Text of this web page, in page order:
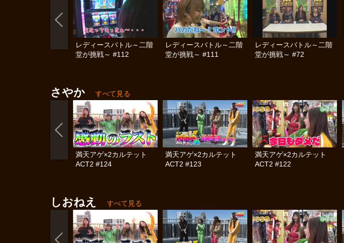
レディースバトル～二階
堂が挑戦～ #112
レディースバトル～二階
堂が挑戦～ #111
レディースバトル～二階
堂が挑戦～ #72
さやか すべて見る
満天アゲ×2カルテット
ACT2 #124
満天アゲ×2カルテット
ACT2 #123
満天アゲ×2カルテット
ACT2 #122
しおねえ すべて見る